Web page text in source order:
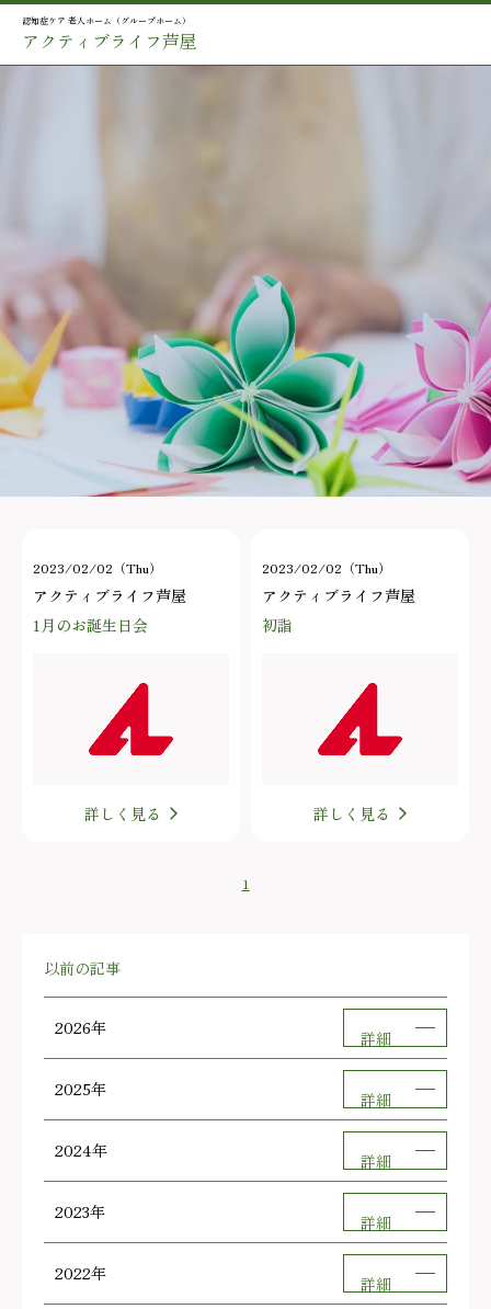
認知症ケア 老人ホーム（グループホーム）
アクティブライフ芦屋
2023/02/02（Thu）
アクティブライフ芦屋
1月のお誕生日会
詳しく見る
2023/02/02（Thu）
アクティブライフ芦屋
初詣
詳しく見る
1
以前の記事
2026年 詳細
2025年 詳細
2024年 詳細
2023年 詳細
2022年 詳細